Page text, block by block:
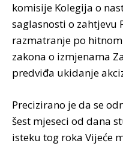
komisije Kolegija o
saglasnosti o zahtjevu
razmatranje po
zakona o izmjenama
predviđa ukidanje
Precizirano je da se
šest mjeseci od dana
isteku tog roka Vijeće